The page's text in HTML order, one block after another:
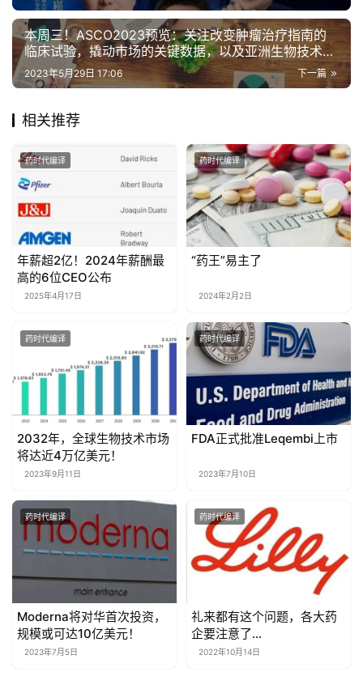
本周三！ASCO2023预览：关注改变肿瘤治疗指南的
临床试验，撬动市场的关键数据，以及亚洲生物技术公
司的崛起 | 药时代直播间
下一篇
2023年5月29日 17:06
相关推荐
药时代编译
年薪超2亿！2024年薪酬最
高的6位CEO公布
2025年4月17日
药时代编译
“药王”易主了
2024年2月2日
药时代编译
2032年，全球生物技术市场
将达近4万亿美元！
2023年9月11日
药时代编译
FDA正式批准Leqembi上市
2023年7月10日
药时代编译
Moderna将对华首次投资，
规模或可达10亿美元！
2023年7月5日
药时代编译
礼来都有这个问题，各大药
企要注意了…
2022年10月14日